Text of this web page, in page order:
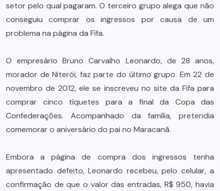
setor pelo qual pagaram. O terceiro grupo alega que não
conseguiu comprar os ingressos por causa de um
problema na página da Fifa.
O empresário Bruno Carvalho Leonardo, de 28 anos,
morador de Niterói, faz parte do último grupo. Em 22 de
novembro de 2012, ele se inscreveu no site da Fifa para
comprar cinco tíquetes para a final da Copa das
Confederações. Acompanhado da família, pretendia
comemorar o aniversário do pai no Maracanã.
Embora a página de compra dos ingressos tenha
apresentado defeito, Leonardo recebeu, pelo celular, a
confirmação de que o valor das entradas, R$ 950, havia